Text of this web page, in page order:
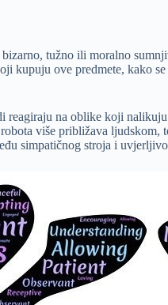
tužno ili moralno
kupuju ove predmete, kako
reagiraju na oblike koji
više približava
simpatičnog stroja i